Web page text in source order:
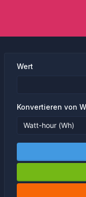
Wert
Konvertieren von